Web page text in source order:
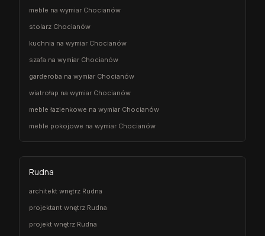
meble na wymiar Chocianów
stolarz Chocianów
kuchnia na wymiar Chocianów
szafa na wymiar Chocianów
garderoba na wymiar Chocianów
wiatrołap na wymiar Chocianów
meble łazienkowe na wymiar Chocianów
meble pokojowe na wymiar Chocianów
Rudna
architekt wnętrz Rudna
projektant wnętrz Rudna
projekt wnętrz Rudna